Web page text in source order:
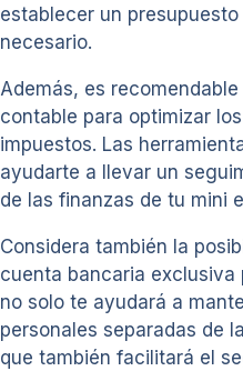
establecer un
necesario.
Además, es
contable para optimizar
impuestos. Las
ayudarte a llevar un
de las finanzas de tu mini
Considera también la
cuenta bancaria exclusiva
no solo te ayudará a
personales separadas de
que también facilitará el